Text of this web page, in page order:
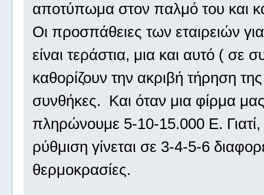
αποτύπωμα στον παλμό του και
Οι προσπάθειες των εταιρειών
είναι τεράστια, μια και αυτό ( σε
καθορίζουν την ακριβή τήρηση
συνθήκες. Και όταν μια φίρμα
πληρώνουμε 5-10-15.000 Ε. Γιατί,
ρύθμιση γίνεται σε 3-4-5-6
θερμοκρασίες.